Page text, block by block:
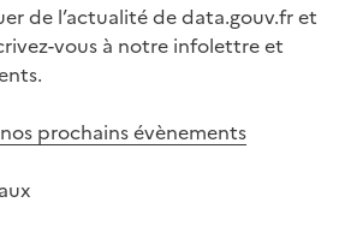
de l’actualité de data.gouv.fr et
vous à notre infolettre et
prochains évènements